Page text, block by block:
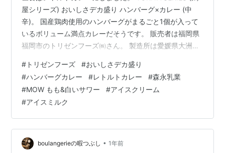
屋シリーズ) おいしさデカ盛り ハンバーグ×カレー (中
辛)。 国産鶏肉使用のハンバーグがまるごと1個が入って
いるボリューム満点カレーだそうです。 販売者は福岡県
福岡市のトリゼンフーズ㈱さん。 製造所は愛媛県大洲市
月に掛川スーパーで買いました。 208円(税別)でした。 It
could have been heated in a microwave oven, but was
heated in hot water. 電子レンジで温めることもできまし
たが、お湯…
# トリゼンフーズ #おいしさデカ盛り
#ハンバーグカレー #レトルトカレー #森永乳業
#MOW もも&白いサワー #アイスクリーム
#アイスミルク
boulangerieの暇つぶし • 1年前